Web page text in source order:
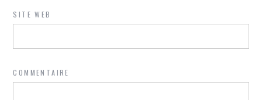
SITE WEB
COMMENTAIRE